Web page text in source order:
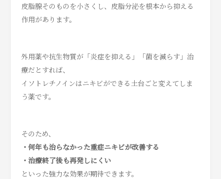
皮脂腺そのものを小さくし、皮脂分泌を根本から抑える
作用があります。
外用薬や抗生物質が「炎症を抑える」「菌を減らす」治
療だとすれば、
イソトレチノインはニキビができる土台ごと変えてしま
う薬です。
そのため、
・何年も治らなかった重症ニキビが改善する
・治療終了後も再発しにくい
といった強力な効果が期待できます。